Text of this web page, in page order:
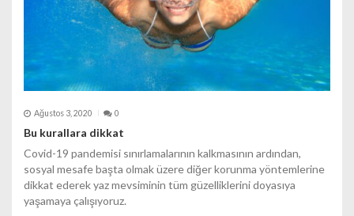
Ağustos 3, 2020 0
Bu kurallara dikkat
Covid-19 pandemisi sınırlamalarının kalkmasının ardından,
sosyal mesafe başta olmak üzere diğer korunma yöntemlerine
dikkat ederek yaz mevsiminin tüm güzelliklerini doyasıya
yaşamaya çalışıyoruz.